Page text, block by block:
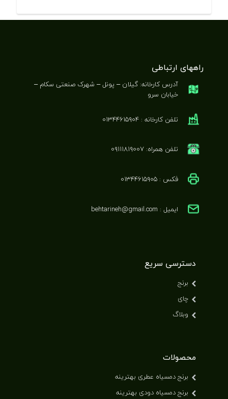
راههای ارتباطی
آدرس کارخانه: گیلان – پونل – شهرک صنعتی سکام –
خیابان سرو
تلفن کارخانه : ۰۱۳۴۴۶۱۵۹۰۴
تلفن همراه: ۰۹۱۱۱۸۱۹۰۰۷
فکس : ۰۱۳۴۴۶۱۵۹۰۵
ایمیل : behtarineh@gmail.com
دسترسی سریع
برنج
چای
وبلاگ
محصولات
برنج دمسیاه عطری بهترینه
برنج دمسیاه دودی بهترینه